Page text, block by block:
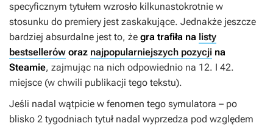
specyficznym tytułem wzrosło kilkunastokrotnie w
stosunku do premiery jest zaskakujące. Jednakże jeszcze
bardziej absurdalne jest to, że gra trafiła na listy
bestsellerów oraz najpopularniejszych pozycji na
Steamie, zajmując na nich odpowiednio na 12. I 42.
miejsce (w chwili publikacji tego tekstu).
Jeśli nadal wątpicie w fenomen tego symulatora – po
blisko 2 tygodniach tytuł nadal wyprzedza pod względem